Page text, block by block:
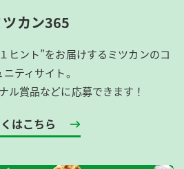
ツカン365
ヒント”をお届けするミツカンのコ
ニティサイト。
ル賞品などに応募できます！
はこちら